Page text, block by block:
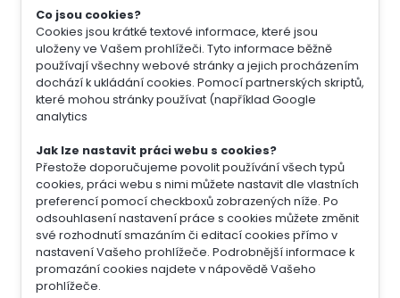
Co jsou cookies?
Cookies jsou krátké textové informace, které jsou
uloženy ve Vašem prohlížeči. Tyto informace běžně
používají všechny webové stránky a jejich procházením
dochází k ukládání cookies. Pomocí partnerských skriptů,
které mohou stránky používat (například Google
analytics
Jak lze nastavit práci webu s cookies?
Přestože doporučujeme povolit používání všech typů
cookies, práci webu s nimi můžete nastavit dle vlastních
preferencí pomocí checkboxů zobrazených níže. Po
odsouhlasení nastavení práce s cookies můžete změnit
své rozhodnutí smazáním či editací cookies přímo v
nastavení Vašeho prohlížeče. Podrobnější informace k
promazání cookies najdete v nápovědě Vašeho
prohlížeče.